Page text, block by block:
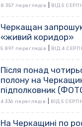
8 357 переглядів ВІД 5
Черкащан
«живий коридор»
5 897 переглядів ВІД 4
Після понад
полону на
підполковник
4 336 переглядів ВІД 5
На Черкащині по